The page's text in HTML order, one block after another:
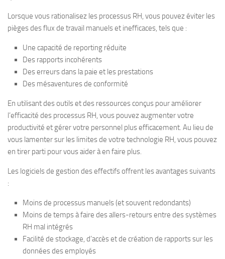
Lorsque vous rationalisez les processus RH, vous pouvez éviter les
pièges des flux de travail manuels et inefficaces, tels que :
Une capacité de reporting réduite
Des rapports incohérents
Des erreurs dans la paie et les prestations
Des mésaventures de conformité
En utilisant des outils et des ressources conçus pour améliorer
l’efficacité des processus RH, vous pouvez augmenter votre
productivité et gérer votre personnel plus efficacement. Au lieu de
vous lamenter sur les limites de votre technologie RH, vous pouvez
en tirer parti pour vous aider à en faire plus.
Les logiciels de gestion des effectifs offrent les avantages suivants
:
Moins de processus manuels (et souvent redondants)
Moins de temps à faire des allers-retours entre des systèmes
RH mal intégrés
Facilité de stockage, d’accès et de création de rapports sur les
données des employés